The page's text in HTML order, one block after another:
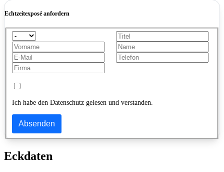
Echtzeitexposé anfordern
Ich habe den Datenschutz gelesen und verstanden.
Absenden
Eckdaten